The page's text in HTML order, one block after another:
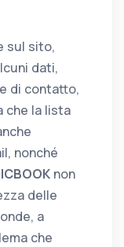
sul sito,
dati,
di contatto,
che la lista
nonché
non
delle
a
che